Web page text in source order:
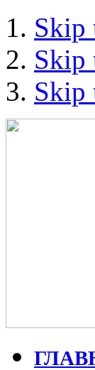
Skip
Skip
Skip